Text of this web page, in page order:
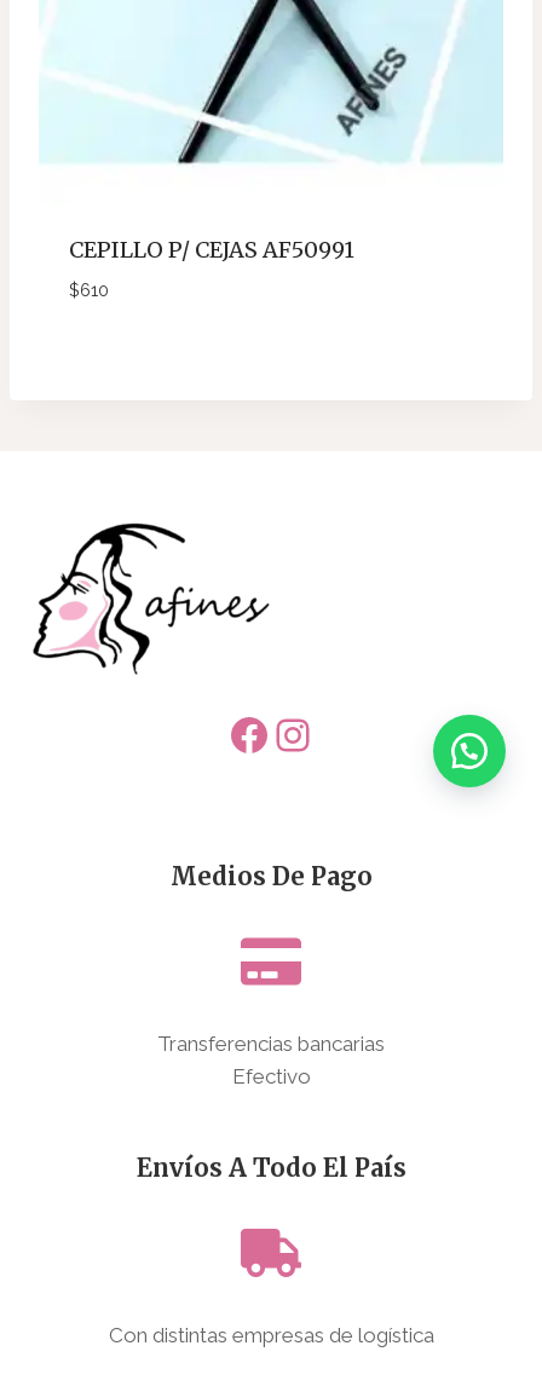
CEPILLO P/ CEJAS AF50991
$610
Facebook
Instagram
Medios De Pago
Transferencias bancarias
Efectivo
Envíos A Todo El País
Con distintas empresas de logística